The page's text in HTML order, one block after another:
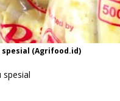
spesial (Agrifood.id)
spesial